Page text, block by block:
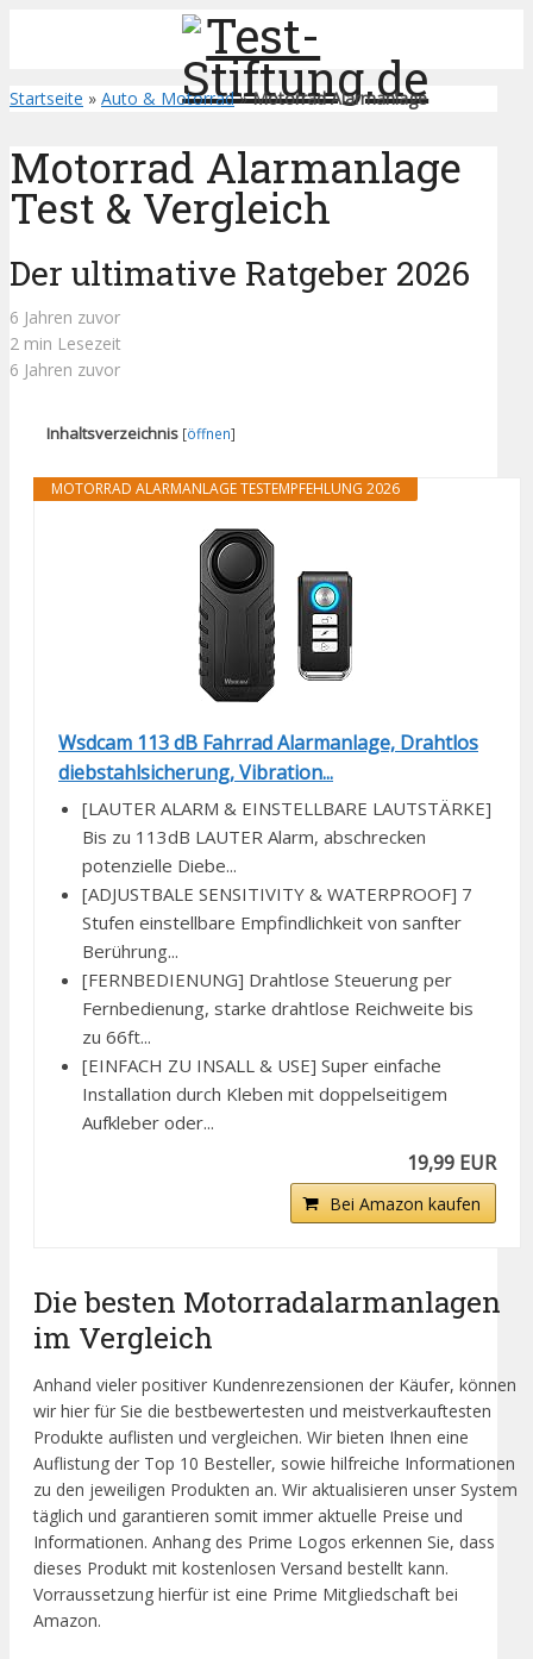
Startseite » Auto & Motorrad»Motorrad Alarmanlage
Motorrad Alarmanlage
Test & Vergleich
Der ultimative Ratgeber 2026
6 Jahren zuvor
2 min Lesezeit
6 Jahren zuvor
Inhaltsverzeichnis [öffnen]
MOTORRAD ALARMANLAGE TESTEMPFEHLUNG 2026
Wsdcam 113 dB Fahrrad Alarmanlage, Drahtlos
diebstahlsicherung, Vibration...
[LAUTER ALARM & EINSTELLBARE LAUTSTÄRKE]
Bis zu 113dB LAUTER Alarm, abschrecken
potenzielle Diebe...
[ADJUSTBALE SENSITIVITY & WATERPROOF] 7
Stufen einstellbare Empfindlichkeit von sanfter
Berührung...
[FERNBEDIENUNG] Drahtlose Steuerung per
Fernbedienung, starke drahtlose Reichweite bis
zu 66ft...
[EINFACH ZU INSALL & USE] Super einfache
Installation durch Kleben mit doppelseitigem
Aufkleber oder...
19,99 EUR
Bei Amazon kaufen
Die besten Motorradalarmanlagen
im Vergleich
Anhand vieler positiver Kundenrezensionen der Käufer, können
wir hier für Sie die bestbewertesten und meistverkauftesten
Produkte auflisten und vergleichen. Wir bieten Ihnen eine
Auflistung der Top 10 Besteller, sowie hilfreiche Informationen
zu den jeweiligen Produkten an. Wir aktualisieren unser System
täglich und garantieren somit immer aktuelle Preise und
Informationen. Anhang des Prime Logos erkennen Sie, dass
dieses Produkt mit kostenlosen Versand bestellt kann.
Vorraussetzung hierfür ist eine Prime Mitgliedschaft bei
Amazon.